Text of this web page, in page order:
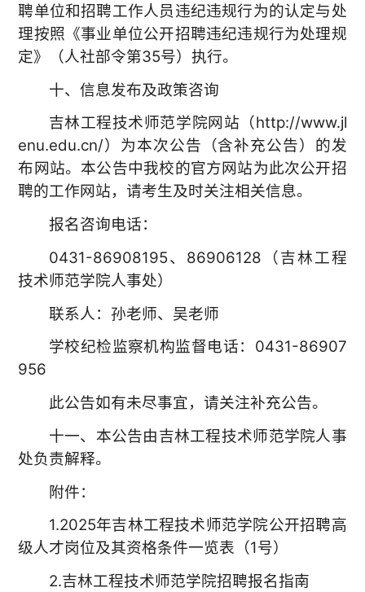
聘单位和招聘工作人员违纪违规行为的认定与处
理按照《事业单位公开招聘违纪违规行为处理规
定》（人社部令第35号）执行。
十、信息发布及政策咨询
吉林工程技术师范学院网站（http://www.jl
enu.edu.cn/）为本次公告（含补充公告）的发
布网站。本公告中我校的官方网站为此次公开招
聘的工作网站，请考生及时关注相关信息。
报名咨询电话：
0431-86908195、86906128（吉林工程
技术师范学院人事处）
联系人：孙老师、吴老师
学校纪检监察机构监督电话：0431-86907
956
此公告如有未尽事宜，请关注补充公告。
十一、本公告由吉林工程技术师范学院人事
处负责解释。
附件：
1.2025年吉林工程技术师范学院公开招聘高
级人才岗位及其资格条件一览表（1号）
2.吉林工程技术师范学院招聘报名指南